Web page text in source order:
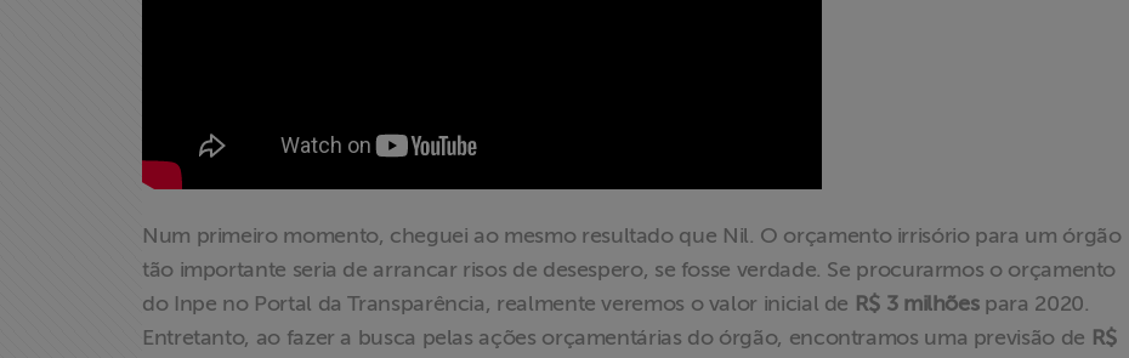
Fale ConoscoNum primeiro momento, cheguei ao mesmo resultado que Nil. O orçamento irrisório para um órgão
tão importante seria de arrancar risos de desespero, se fosse verdade. Se procurarmos o orçamento
do Inpe no Portal da Transparência, realmente veremos o valor inicial de R$ 3 milhõespara 2020.
Entretanto, ao fazer a busca pelas ações orçamentárias do órgão, encontramos uma previsão de R$